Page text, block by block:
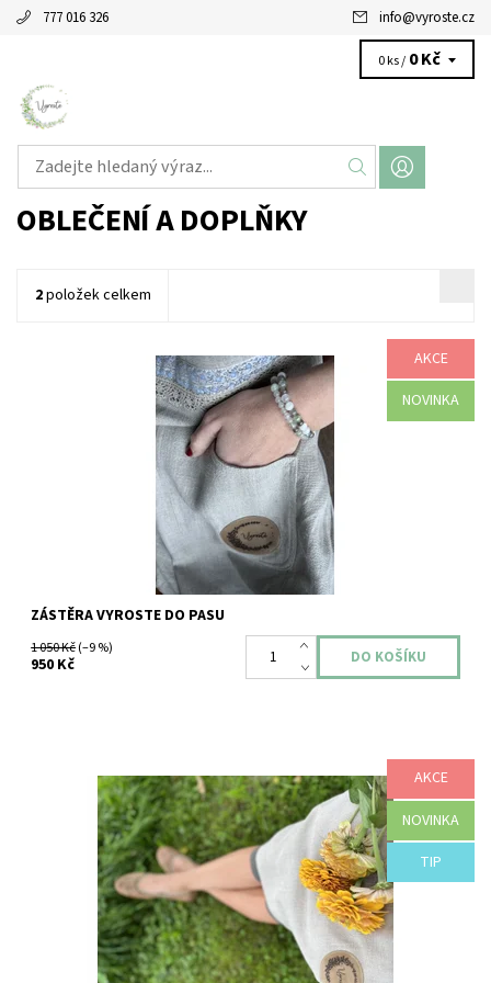
777 016 326 info@vyroste.cz
0 ks / 0 Kč
OBLEČENÍ A DOPLŇKY
2položek celkem
AKCE
NOVINKA
I na zahradě Vám to může slušet! Třeba v naší originální lněné
zástěře VYROSTE, určené nejen k zahradničení. Ušito precizně
šikovnými ručičkami...
Skladem
ZÁSTĚRA VYROSTE DO PASU
1 050 Kč(–9 %)
950 Kč
AKCE
NOVINKA
TIP
Na zahradě vám to nemusí jen jít od ruky...může vám to taky
pěkně slušet! Dárková krabice, obsahující vysoce kvalitní,
originálně...
Dostupnost:
Skladem